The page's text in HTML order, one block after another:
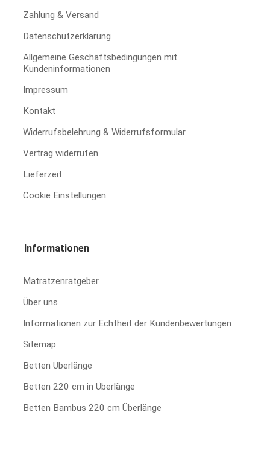
Zahlung & Versand
Datenschutzerklärung
Allgemeine Geschäftsbedingungen mit
Kundeninformationen
Impressum
Kontakt
Widerrufsbelehrung & Widerrufsformular
Vertrag widerrufen
Lieferzeit
Cookie Einstellungen
Informationen
Matratzenratgeber
Über uns
Informationen zur Echtheit der Kundenbewertungen
Sitemap
Betten Überlänge
Betten 220 cm in Überlänge
Betten Bambus 220 cm Überlänge